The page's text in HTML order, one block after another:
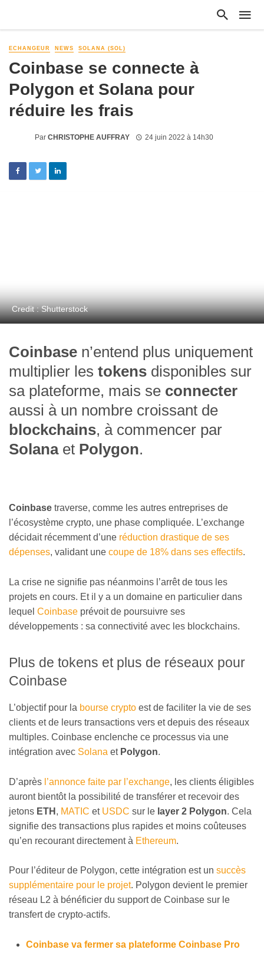
ECHANGEUR NEWS SOLANA (SOL)
Coinbase se connecte à
Polygon et Solana pour
réduire les frais
Par CHRISTOPHE AUFFRAY 24 juin 2022 à 14h30
Credit : Shutterstock
Coinbase n’entend plus uniquement
multiplier les tokens disponibles sur
sa plateforme, mais se connecter
aussi à un nombre croissant de
blockchains, à commencer par
Solanaet Polygon.
Coinbase traverse, comme les autres entreprises de
l’écosystème crypto, une phase compliquée. L’exchange
décidait récemment d’une réduction drastique de ses
dépenses, validant une coupe de 18% dans ses effectifs.
La crise ne signifie pas néanmoins l’arrêt de tous les
projets en cours. Et il y a un domaine en particulier dans
lequel Coinbase prévoit de poursuivre ses
développements : sa connectivité avec les blockchains.
Plus de tokens et plus de réseaux pour
Coinbase
L’objectif pour la bourse crypto est de faciliter la vie de ses
clients et de leurs transactions vers et depuis des réseaux
multiples. Coinbase enclenche ce processus via une
intégration avec Solana et Polygon.
D’après l’annonce faite par l’exchange, les clients éligibles
auront bientôt la possibilité de transférer et recevoir des
jetons ETH , MATIC et USDC sur le layer 2 Polygon. Cela
signifie des transactions plus rapides et moins coûteuses
qu’en recourant directement à Ethereum.
Pour l’éditeur de Polygon, cette intégration est un succès
supplémentaire pour le projet. Polygon devient le premier
réseau L2 à bénéficier du support de Coinbase sur le
transfert de crypto-actifs.
Coinbase va fermer sa plateforme Coinbase Pro